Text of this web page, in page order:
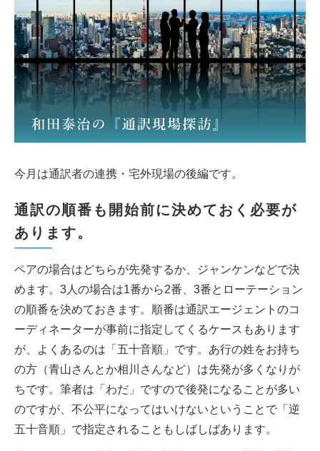
今月は通訳者の連携・宅外現場の後編です。
通訳の順番も開始前に決めておく必要が
あります。
ペアの場合はどちらが先発するか、ジャンケンなどで決
めます。3人の場合は1番から2番、3番とローテーション
の順番を決めておきます。順番は通訳エージェントのコ
ーディネーターが事前に指定してくるケースもあります
が、よくあるのは「五十音順」です。あ行の姓をお持ち
の方（青山さんとか相川さんなど）は先発が多くなりが
ちです。筆者は「わだ」ですので後発になることが多い
のですが、不公平になってはいけないということで「逆
五十音順」で指定されることもしばしばあります。